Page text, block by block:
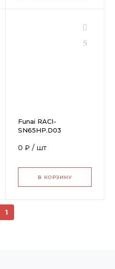
Funai RACI-
SN65HP.D03
0 ₽ / шт
В КОРЗИНУ
1